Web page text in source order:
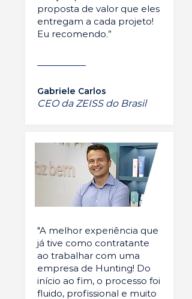
proposta de valor que eles
entregam a cada projeto!
Eu recomendo.”
Gabriele Carlos
CEO da ZEISS do Brasil
"A melhor experiência que
já tive como contratante
ao trabalhar com uma
empresa de Hunting! Do
início ao fim, o processo foi
fluido, profissional e muito